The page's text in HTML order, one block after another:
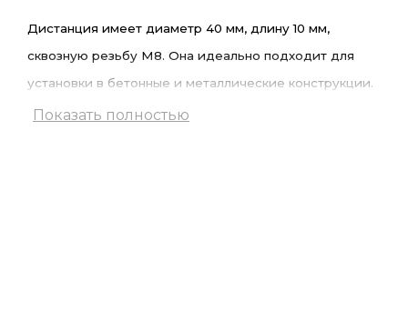
Дистанция имеет диаметр 40 мм, длину 10 мм,
сквозную резьбу М8. Она идеально подходит для
установки в бетонные и металлические конструкции.
Показать полностью